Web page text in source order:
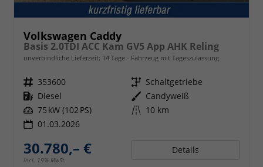
Volkswagen Caddy
Basis 2.0TDI ACC Kam GV5 App AHK Reling
unverbindliche Lieferzeit: 14 Tage Fahrzeug mit Tageszulassung
Fahrzeugnr. 353600 Getriebe Schaltgetriebe
Kraftstoff Diesel Außenfarbe Candyweiß
Leistung 75 kW (102 PS) Kilometerstand 10 km
01.03.2026
30.780,– €
incl. 19% MwSt.
Details